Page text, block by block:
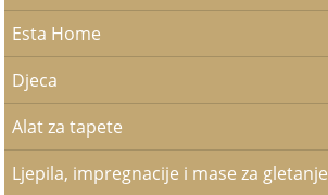
Esta Home
Djeca
Alat za tapete
Ljepila, impregnacije i mase za gletanje